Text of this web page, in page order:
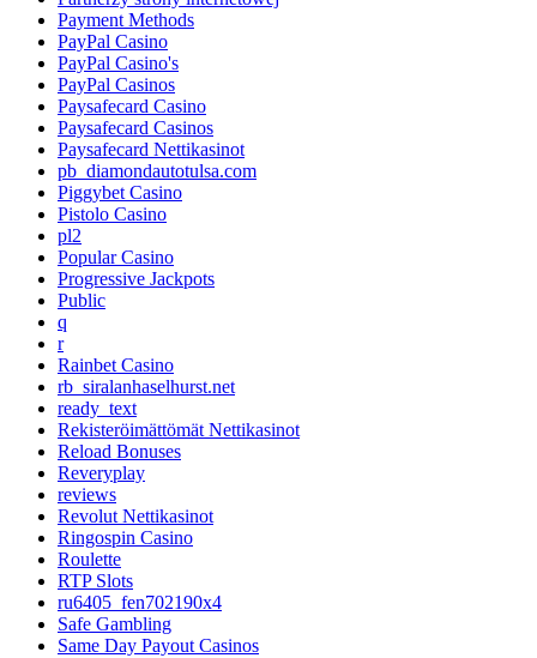
Payment Methods
PayPal Casino
PayPal Casino's
PayPal Casinos
Paysafecard Casino
Paysafecard Casinos
Paysafecard Nettikasinot
pb_diamondautotulsa.com
Piggybet Casino
Pistolo Casino
pl2
Popular Casino
Progressive Jackpots
Public
q
r
Rainbet Casino
rb_siralanhaselhurst.net
ready_text
Rekisteröimättömät Nettikasinot
Reload Bonuses
Reveryplay
reviews
Revolut Nettikasinot
Ringospin Casino
Roulette
RTP Slots
ru6405_fen702190x4
Safe Gambling
Same Day Payout Casinos